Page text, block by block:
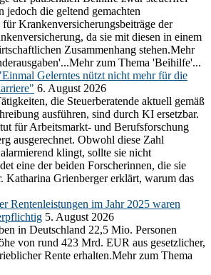
jedoch die geltend gemachten
für Krankenversicherungsbeiträge der
da sie mit diesen in einem
Zusammenhang stehen.Mehr
zum Thema 'Beihilfe'...
Gelerntes nützt nicht mehr für die
6. August 2026
die Steuerberatende aktuell gemäß
ausführen, sind durch KI ersetzbar.
für Arbeitsmarkt- und Berufsforschung
ausgerechnet. Obwohl diese Zahl
klingt, sollte sie nicht
eine der beiden Forscherinnen, die sie
Katharina Grienberger erklärt, warum das
Rentenleistungen im Jahr 2025 waren
5. August 2026
in Deutschland 22,5 Mio. Personen
von rund 423 Mrd. EUR aus gesetzlicher,
Rente erhalten.Mehr zum Thema